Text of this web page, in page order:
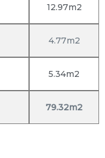
12.97m2
4.77m2
5.34m2
79.32m2